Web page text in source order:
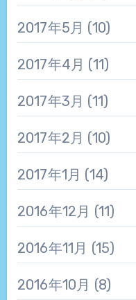
2017年5月 (10)
2017年4月 (11)
2017年3月 (11)
2017年2月 (10)
2017年1月 (14)
2016年12月 (11)
2016年11月 (15)
2016年10月 (8)